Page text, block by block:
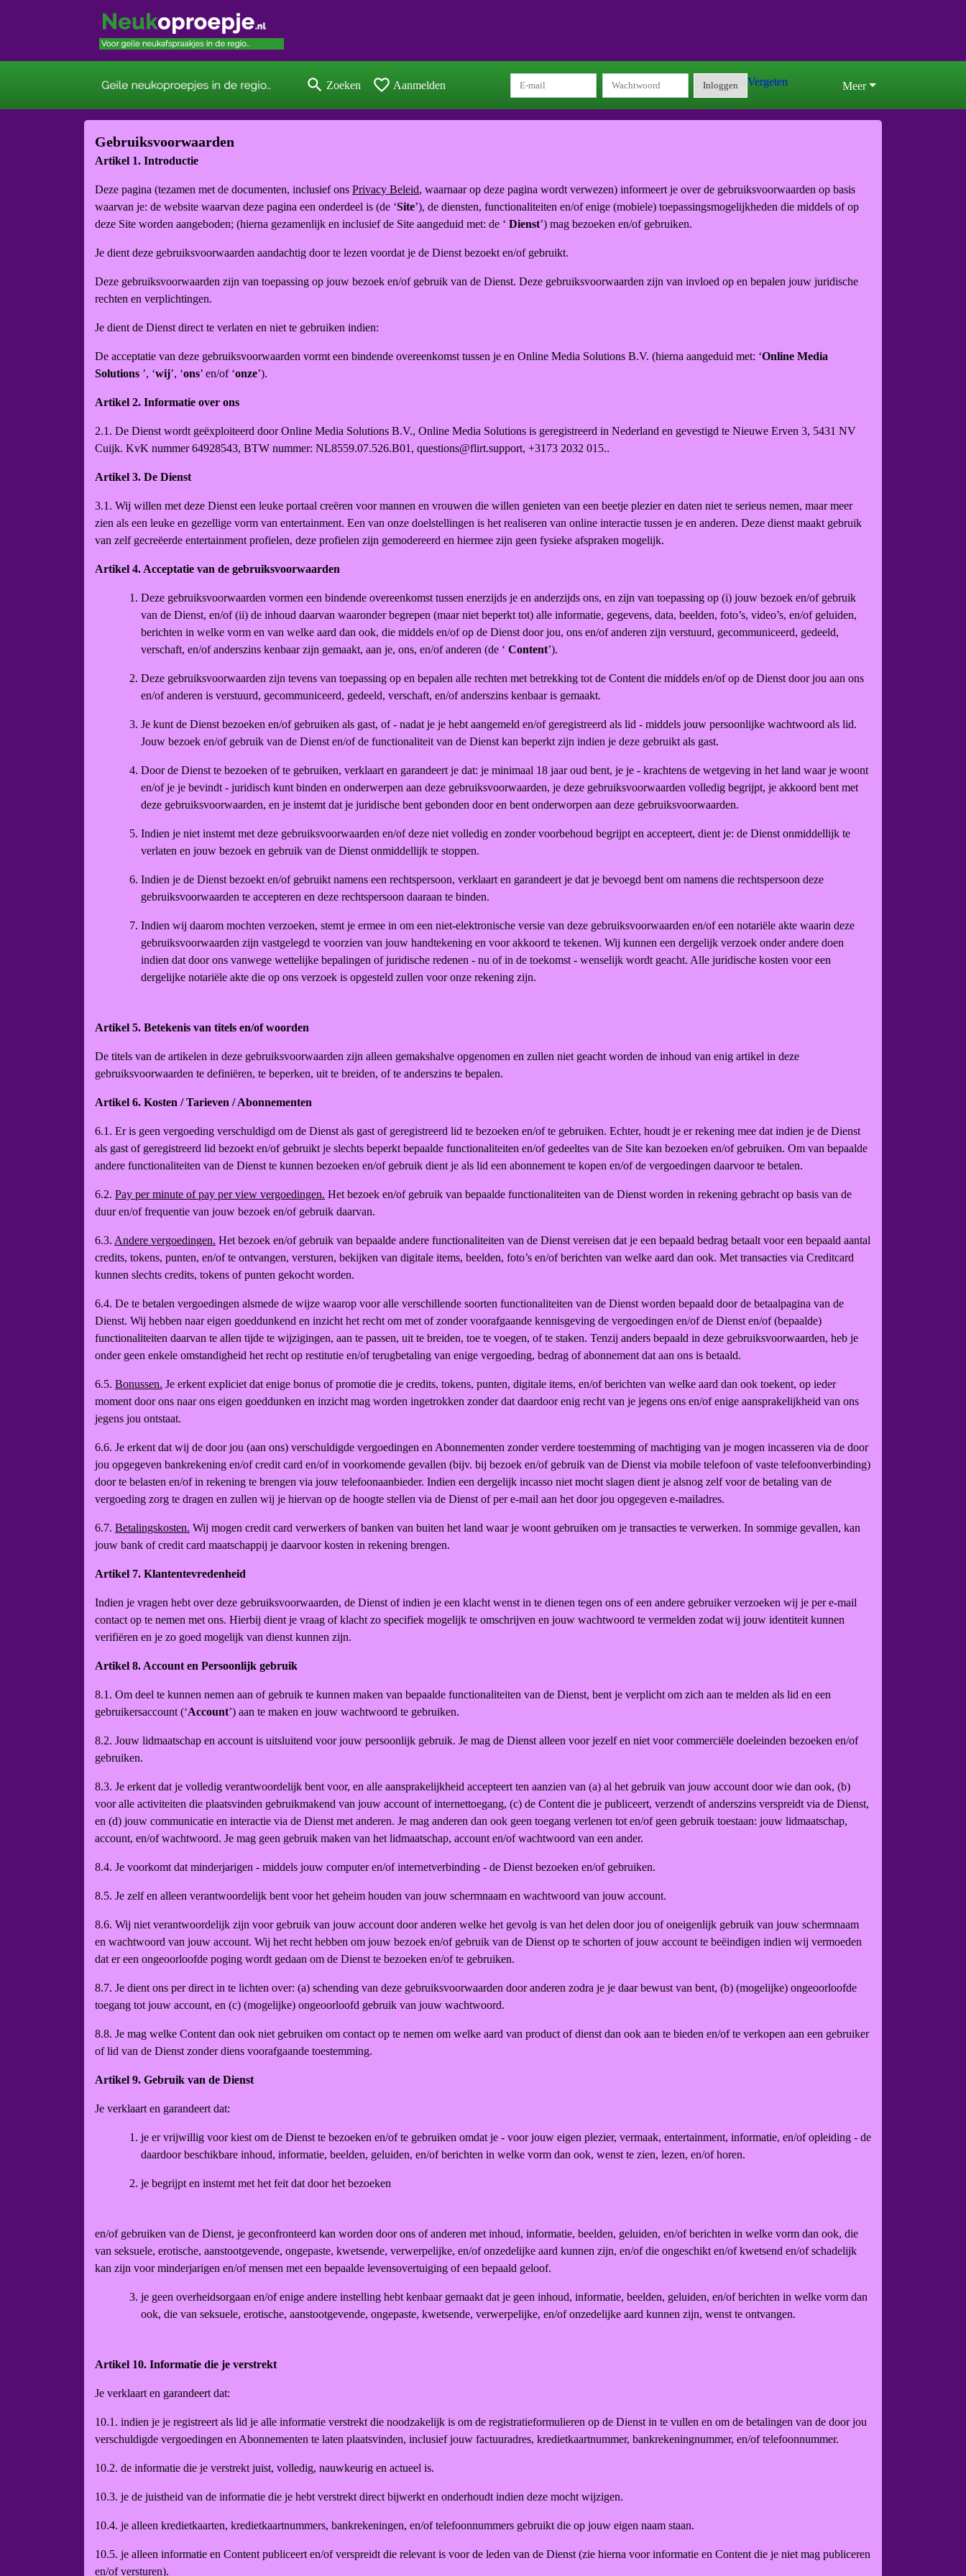
search Zoeken favorite_border Aanmelden Inloggen Vergeten Meer
Gebruiksvoorwaarden
Artikel 1. Introductie
Deze pagina (tezamen met de documenten, inclusief ons Privacy Beleid, waarnaar op deze pagina wordt verwezen) informeert je over de gebruiksvoorwaarden op basis
waarvan je: de website waarvan deze pagina een onderdeel is (de ‘Site’), de diensten, functionaliteiten en/of enige (mobiele) toepassingsmogelijkheden die middels of op
deze Site worden aangeboden; (hierna gezamenlijk en inclusief de Site aangeduid met: de ‘ Dienst’) mag bezoeken en/of gebruiken.
Je dient deze gebruiksvoorwaarden aandachtig door te lezen voordat je de Dienst bezoekt en/of gebruikt.
Deze gebruiksvoorwaarden zijn van toepassing op jouw bezoek en/of gebruik van de Dienst. Deze gebruiksvoorwaarden zijn van invloed op en bepalen jouw juridische
rechten en verplichtingen.
Je dient de Dienst direct te verlaten en niet te gebruiken indien:
De acceptatie van deze gebruiksvoorwaarden vormt een bindende overeenkomst tussen je en Online Media Solutions B.V. (hierna aangeduid met: ‘Online Media
Solutions ’, ‘wij’, ‘ons’ en/of ‘onze’).
Artikel 2. Informatie over ons
2.1. De Dienst wordt geëxploiteerd door Online Media Solutions B.V., Online Media Solutions is geregistreerd in Nederland en gevestigd te Nieuwe Erven 3, 5431 NV
Cuijk. KvK nummer 64928543, BTW nummer: NL8559.07.526.B01, questions@flirt.support, +3173 2032 015..
Artikel 3. De Dienst
3.1. Wij willen met deze Dienst een leuke portaal creëren voor mannen en vrouwen die willen genieten van een beetje plezier en daten niet te serieus nemen, maar meer
zien als een leuke en gezellige vorm van entertainment. Een van onze doelstellingen is het realiseren van online interactie tussen je en anderen. Deze dienst maakt gebruik
van zelf gecreëerde entertainment profielen, deze profielen zijn gemodereerd en hiermee zijn geen fysieke afspraken mogelijk.
Artikel 4. Acceptatie van de gebruiksvoorwaarden
Deze gebruiksvoorwaarden vormen een bindende overeenkomst tussen enerzijds je en anderzijds ons, en zijn van toepassing op (i) jouw bezoek en/of gebruik
van de Dienst, en/of (ii) de inhoud daarvan waaronder begrepen (maar niet beperkt tot) alle informatie, gegevens, data, beelden, foto’s, video’s, en/of geluiden,
berichten in welke vorm en van welke aard dan ook, die middels en/of op de Dienst door jou, ons en/of anderen zijn verstuurd, gecommuniceerd, gedeeld,
verschaft, en/of anderszins kenbaar zijn gemaakt, aan je, ons, en/of anderen (de ‘ Content’).
Deze gebruiksvoorwaarden zijn tevens van toepassing op en bepalen alle rechten met betrekking tot de Content die middels en/of op de Dienst door jou aan ons
en/of anderen is verstuurd, gecommuniceerd, gedeeld, verschaft, en/of anderszins kenbaar is gemaakt.
Je kunt de Dienst bezoeken en/of gebruiken als gast, of - nadat je je hebt aangemeld en/of geregistreerd als lid - middels jouw persoonlijke wachtwoord als lid.
Jouw bezoek en/of gebruik van de Dienst en/of de functionaliteit van de Dienst kan beperkt zijn indien je deze gebruikt als gast.
Door de Dienst te bezoeken of te gebruiken, verklaart en garandeert je dat: je minimaal 18 jaar oud bent, je je - krachtens de wetgeving in het land waar je woont
en/of je je bevindt - juridisch kunt binden en onderwerpen aan deze gebruiksvoorwaarden, je deze gebruiksvoorwaarden volledig begrijpt, je akkoord bent met
deze gebruiksvoorwaarden, en je instemt dat je juridische bent gebonden door en bent onderworpen aan deze gebruiksvoorwaarden.
Indien je niet instemt met deze gebruiksvoorwaarden en/of deze niet volledig en zonder voorbehoud begrijpt en accepteert, dient je: de Dienst onmiddellijk te
verlaten en jouw bezoek en gebruik van de Dienst onmiddellijk te stoppen.
Indien je de Dienst bezoekt en/of gebruikt namens een rechtspersoon, verklaart en garandeert je dat je bevoegd bent om namens die rechtspersoon deze
gebruiksvoorwaarden te accepteren en deze rechtspersoon daaraan te binden.
Indien wij daarom mochten verzoeken, stemt je ermee in om een niet-elektronische versie van deze gebruiksvoorwaarden en/of een notariële akte waarin deze
gebruiksvoorwaarden zijn vastgelegd te voorzien van jouw handtekening en voor akkoord te tekenen. Wij kunnen een dergelijk verzoek onder andere doen
indien dat door ons vanwege wettelijke bepalingen of juridische redenen - nu of in de toekomst - wenselijk wordt geacht. Alle juridische kosten voor een
dergelijke notariële akte die op ons verzoek is opgesteld zullen voor onze rekening zijn.
Artikel 5. Betekenis van titels en/of woorden
De titels van de artikelen in deze gebruiksvoorwaarden zijn alleen gemakshalve opgenomen en zullen niet geacht worden de inhoud van enig artikel in deze
gebruiksvoorwaarden te definiëren, te beperken, uit te breiden, of te anderszins te bepalen.
Artikel 6. Kosten / Tarieven / Abonnementen
6.1. Er is geen vergoeding verschuldigd om de Dienst als gast of geregistreerd lid te bezoeken en/of te gebruiken. Echter, houdt je er rekening mee dat indien je de Dienst
als gast of geregistreerd lid bezoekt en/of gebruikt je slechts beperkt bepaalde functionaliteiten en/of gedeeltes van de Site kan bezoeken en/of gebruiken. Om van bepaalde
andere functionaliteiten van de Dienst te kunnen bezoeken en/of gebruik dient je als lid een abonnement te kopen en/of de vergoedingen daarvoor te betalen.
6.2. Pay per minute of pay per view vergoedingen. Het bezoek en/of gebruik van bepaalde functionaliteiten van de Dienst worden in rekening gebracht op basis van de
duur en/of frequentie van jouw bezoek en/of gebruik daarvan.
6.3. Andere vergoedingen. Het bezoek en/of gebruik van bepaalde andere functionaliteiten van de Dienst vereisen dat je een bepaald bedrag betaalt voor een bepaald aantal
credits, tokens, punten, en/of te ontvangen, versturen, bekijken van digitale items, beelden, foto’s en/of berichten van welke aard dan ook. Met transacties via Creditcard
kunnen slechts credits, tokens of punten gekocht worden.
6.4. De te betalen vergoedingen alsmede de wijze waarop voor alle verschillende soorten functionaliteiten van de Dienst worden bepaald door de betaalpagina van de
Dienst. Wij hebben naar eigen goeddunkend en inzicht het recht om met of zonder voorafgaande kennisgeving de vergoedingen en/of de Dienst en/of (bepaalde)
functionaliteiten daarvan te allen tijde te wijzigingen, aan te passen, uit te breiden, toe te voegen, of te staken. Tenzij anders bepaald in deze gebruiksvoorwaarden, heb je
onder geen enkele omstandigheid het recht op restitutie en/of terugbetaling van enige vergoeding, bedrag of abonnement dat aan ons is betaald.
6.5. Bonussen. Je erkent expliciet dat enige bonus of promotie die je credits, tokens, punten, digitale items, en/of berichten van welke aard dan ook toekent, op ieder
moment door ons naar ons eigen goeddunken en inzicht mag worden ingetrokken zonder dat daardoor enig recht van je jegens ons en/of enige aansprakelijkheid van ons
jegens jou ontstaat.
6.6. Je erkent dat wij de door jou (aan ons) verschuldigde vergoedingen en Abonnementen zonder verdere toestemming of machtiging van je mogen incasseren via de door
jou opgegeven bankrekening en/of credit card en/of in voorkomende gevallen (bijv. bij bezoek en/of gebruik van de Dienst via mobile telefoon of vaste telefoonverbinding)
door te belasten en/of in rekening te brengen via jouw telefoonaanbieder. Indien een dergelijk incasso niet mocht slagen dient je alsnog zelf voor de betaling van de
vergoeding zorg te dragen en zullen wij je hiervan op de hoogte stellen via de Dienst of per e-mail aan het door jou opgegeven e-mailadres.
6.7. Betalingskosten. Wij mogen credit card verwerkers of banken van buiten het land waar je woont gebruiken om je transacties te verwerken. In sommige gevallen, kan
jouw bank of credit card maatschappij je daarvoor kosten in rekening brengen.
Artikel 7. Klantentevredenheid
Indien je vragen hebt over deze gebruiksvoorwaarden, de Dienst of indien je een klacht wenst in te dienen tegen ons of een andere gebruiker verzoeken wij je per e-mail
contact op te nemen met ons. Hierbij dient je vraag of klacht zo specifiek mogelijk te omschrijven en jouw wachtwoord te vermelden zodat wij jouw identiteit kunnen
verifiëren en je zo goed mogelijk van dienst kunnen zijn.
Artikel 8. Account en Persoonlijk gebruik
8.1. Om deel te kunnen nemen aan of gebruik te kunnen maken van bepaalde functionaliteiten van de Dienst, bent je verplicht om zich aan te melden als lid en een
gebruikersaccount (‘Account’) aan te maken en jouw wachtwoord te gebruiken.
8.2. Jouw lidmaatschap en account is uitsluitend voor jouw persoonlijk gebruik. Je mag de Dienst alleen voor jezelf en niet voor commerciële doeleinden bezoeken en/of
gebruiken.
8.3. Je erkent dat je volledig verantwoordelijk bent voor, en alle aansprakelijkheid accepteert ten aanzien van (a) al het gebruik van jouw account door wie dan ook, (b)
voor alle activiteiten die plaatsvinden gebruikmakend van jouw account of internettoegang, (c) de Content die je publiceert, verzendt of anderszins verspreidt via de Dienst,
en (d) jouw communicatie en interactie via de Dienst met anderen. Je mag anderen dan ook geen toegang verlenen tot en/of geen gebruik toestaan: jouw lidmaatschap,
account, en/of wachtwoord. Je mag geen gebruik maken van het lidmaatschap, account en/of wachtwoord van een ander.
8.4. Je voorkomt dat minderjarigen - middels jouw computer en/of internetverbinding - de Dienst bezoeken en/of gebruiken.
8.5. Je zelf en alleen verantwoordelijk bent voor het geheim houden van jouw schermnaam en wachtwoord van jouw account.
8.6. Wij niet verantwoordelijk zijn voor gebruik van jouw account door anderen welke het gevolg is van het delen door jou of oneigenlijk gebruik van jouw schermnaam
en wachtwoord van jouw account. Wij het recht hebben om jouw bezoek en/of gebruik van de Dienst op te schorten of jouw account te beëindigen indien wij vermoeden
dat er een ongeoorloofde poging wordt gedaan om de Dienst te bezoeken en/of te gebruiken.
8.7. Je dient ons per direct in te lichten over: (a) schending van deze gebruiksvoorwaarden door anderen zodra je je daar bewust van bent, (b) (mogelijke) ongeoorloofde
toegang tot jouw account, en (c) (mogelijke) ongeoorloofd gebruik van jouw wachtwoord.
8.8. Je mag welke Content dan ook niet gebruiken om contact op te nemen om welke aard van product of dienst dan ook aan te bieden en/of te verkopen aan een gebruiker
of lid van de Dienst zonder diens voorafgaande toestemming.
Artikel 9. Gebruik van de Dienst
Je verklaart en garandeert dat:
je er vrijwillig voor kiest om de Dienst te bezoeken en/of te gebruiken omdat je - voor jouw eigen plezier, vermaak, entertainment, informatie, en/of opleiding - de
daardoor beschikbare inhoud, informatie, beelden, geluiden, en/of berichten in welke vorm dan ook, wenst te zien, lezen, en/of horen.
je begrijpt en instemt met het feit dat door het bezoeken
en/of gebruiken van de Dienst, je geconfronteerd kan worden door ons of anderen met inhoud, informatie, beelden, geluiden, en/of berichten in welke vorm dan ook, die
van seksuele, erotische, aanstootgevende, ongepaste, kwetsende, verwerpelijke, en/of onzedelijke aard kunnen zijn, en/of die ongeschikt en/of kwetsend en/of schadelijk
kan zijn voor minderjarigen en/of mensen met een bepaalde levensovertuiging of een bepaald geloof.
je geen overheidsorgaan en/of enige andere instelling hebt kenbaar gemaakt dat je geen inhoud, informatie, beelden, geluiden, en/of berichten in welke vorm dan
ook, die van seksuele, erotische, aanstootgevende, ongepaste, kwetsende, verwerpelijke, en/of onzedelijke aard kunnen zijn, wenst te ontvangen.
Artikel 10. Informatie die je verstrekt
Je verklaart en garandeert dat:
10.1. indien je je registreert als lid je alle informatie verstrekt die noodzakelijk is om de registratieformulieren op de Dienst in te vullen en om de betalingen van de door jou
verschuldigde vergoedingen en Abonnementen te laten plaatsvinden, inclusief jouw factuuradres, kredietkaartnummer, bankrekeningnummer, en/of telefoonnummer.
10.2. de informatie die je verstrekt juist, volledig, nauwkeurig en actueel is.
10.3. je de juistheid van de informatie die je hebt verstrekt direct bijwerkt en onderhoudt indien deze mocht wijzigen.
10.4. je alleen kredietkaarten, kredietkaartnummers, bankrekeningen, en/of telefoonnummers gebruikt die op jouw eigen naam staan.
10.5. je alleen informatie en Content publiceert en/of verspreidt die relevant is voor de leden van de Dienst (zie hierna voor informatie en Content die je niet mag publiceren
en/of versturen).